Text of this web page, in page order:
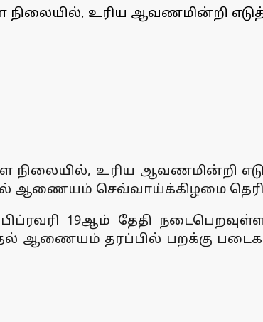
உரிய ஆவணமின்றி
உரிய ஆவணமின்றி
ஆணையம் செவ்வாய்க்கிழமை
பிப்ரவரி 19ஆம் தேதி
ஆணையம் தரப்பில் பறக்கு